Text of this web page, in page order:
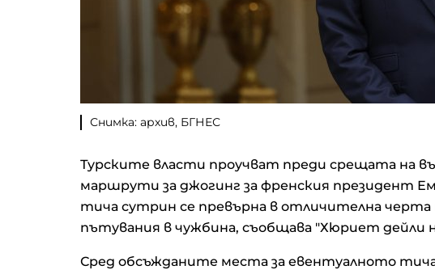
Снимка: архив, БГНЕС
Турските власти проучват преди срещата на
маршрути за джогинг за френския президент
тича сутрин се превърна в отличителна
пътувания в чужбина, съобщава "Хюриет дейли
Сред обсъжданите места за евентуалното